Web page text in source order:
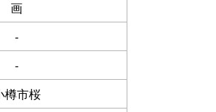
画
-
-
樽市桜